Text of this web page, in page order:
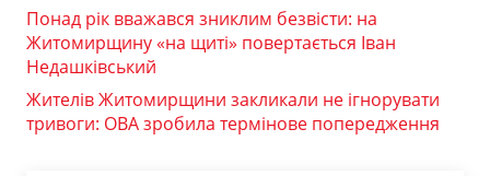
Понад рік вважався зниклим безвісти: на
Житомирщину «на щиті» повертається Іван
Недашківський
Жителів Житомирщини закликали не ігнорувати
тривоги: ОВА зробила термінове попередження